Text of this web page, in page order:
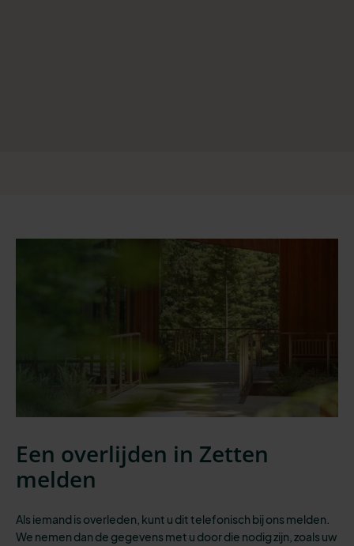
Een overlijden in Zetten
melden
Als iemand is overleden, kunt u dit telefonisch bij ons melden.
We nemen dan de gegevens met u door die nodig zijn, zoals uw